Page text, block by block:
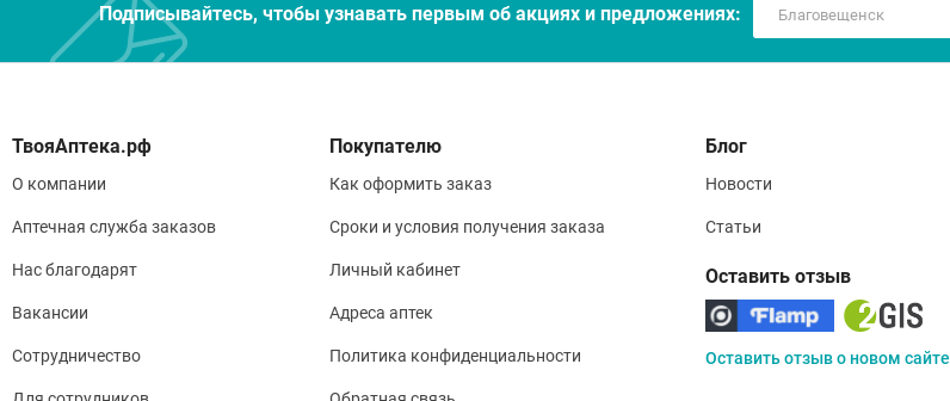
Подписывайтесь, чтобы узнавать первым об акцияx и предложениях:
О компании
Аптечная служба заказов
Нас благодарят
Вакансии
Сотрудничество
Покупателю
Как оформить заказ
Сроки и условия получения заказа
Личный кабинет
Адреса аптек
Политика конфиденциальности
Блог
Новости
Статьи
Оставить отзыв
Оставить отзыв о новом сайте